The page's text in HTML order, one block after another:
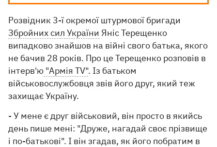
Розвідник 3-ї окремої штурмової бригади
Збройних сил України Яніс Терещенко
випадково знайшов на війні свого батька, якого
не бачив 28 років. Про це Терещенко розповів в
інтерв'ю "Армія TV". Із батьком
військовослужбовця звів його друг, який теж
захищає Україну.
- У мене є друг військовий, він просто в якийсь
день пише мені: "Друже, нагадай своє прізвище
і по-батькові". І він згадав, як його побратим в